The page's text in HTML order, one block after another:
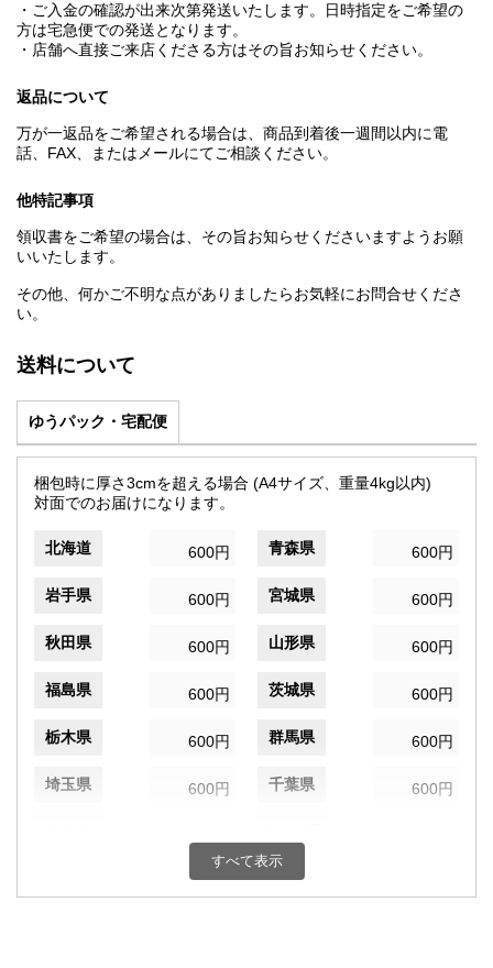
・ご入金の確認が出来次第発送いたします。日時指定をご希望の
方は宅急便での発送となります。
・店舗へ直接ご来店くださる方はその旨お知らせください。
返品について
万が一返品をご希望される場合は、商品到着後一週間以内に電
話、FAX、またはメールにてご相談ください。
他特記事項
領収書をご希望の場合は、その旨お知らせくださいますようお願
いいたします。
その他、何かご不明な点がありましたらお気軽にお問合せくださ
い。
送料について
ゆうパック・宅配便
梱包時に厚さ3cmを超える場合 (A4サイズ、重量4kg以内)
対面でのお届けになります。
北海道 600円 青森県 600円
岩手県 600円 宮城県 600円
秋田県 600円 山形県 600円
福島県 600円 茨城県 600円
栃木県 600円 群馬県 600円
埼玉県 600円 千葉県 600円
600円 富山県
すべて表示